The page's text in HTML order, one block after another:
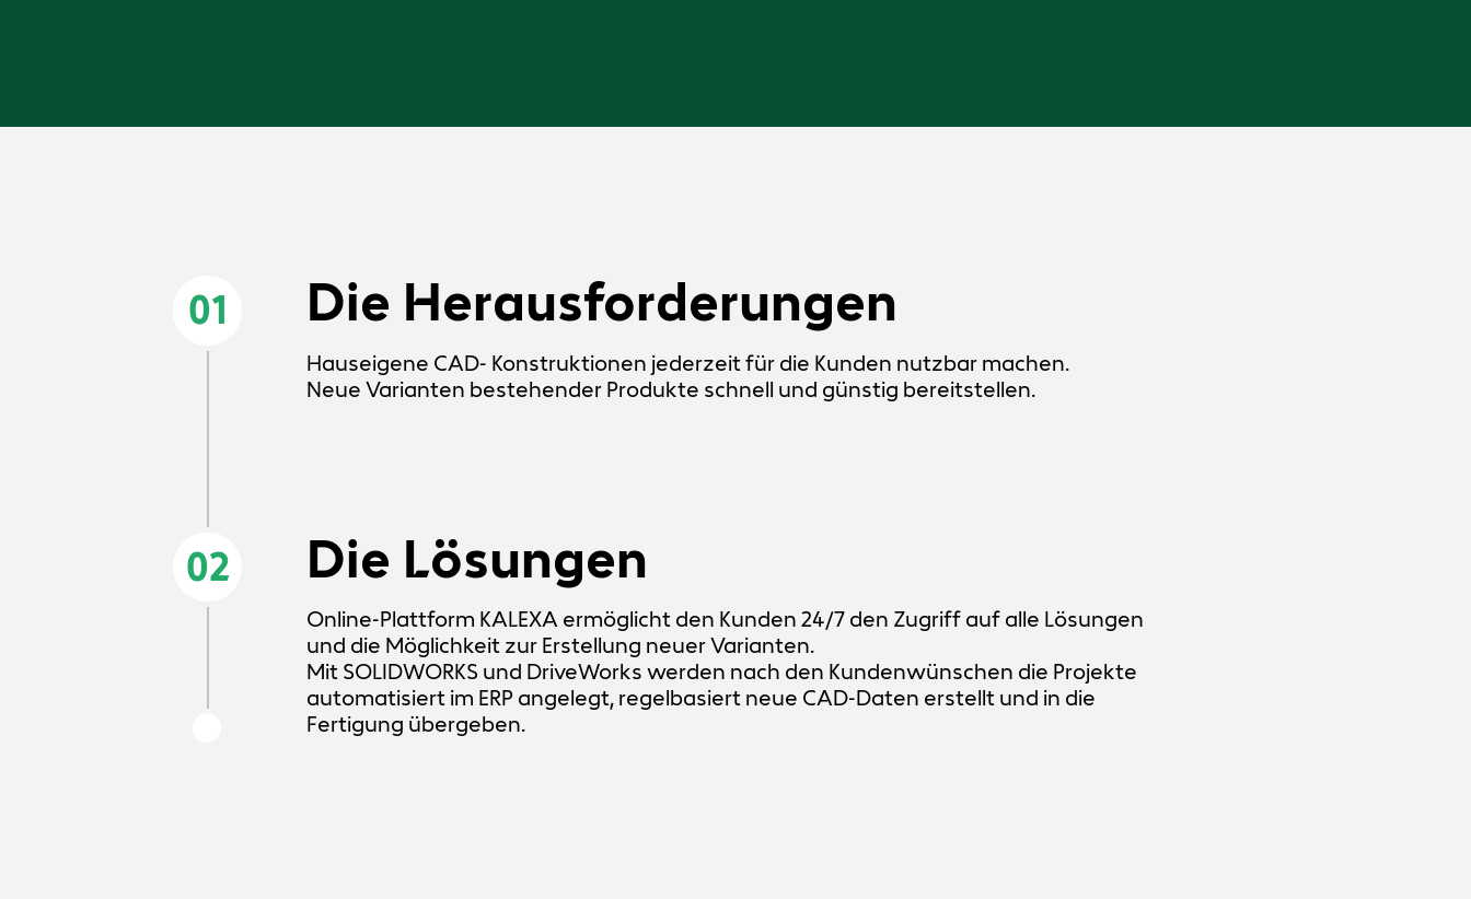
01 Die Herausforderungen
Hauseigene CAD- Konstruktionen jederzeit für die Kunden nutzbar machen.
Neue Varianten bestehender Produkte schnell und günstig bereitstellen.
02 Die Lösungen
Online-Plattform KALEXA ermöglicht den Kunden 24/7 den Zugriff auf alle Lösungen
und die Möglichkeit zur Erstellung neuer Varianten.
Mit SOLIDWORKS und DriveWorks werden nach den Kundenwünschen die Projekte
automatisiert im ERP angelegt, regelbasiert neue CAD-Daten erstellt und in die
Fertigung übergeben.